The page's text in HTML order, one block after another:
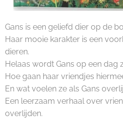
Gans is een geliefd dier op de
Haar mooie karakter is een
dieren.
Helaas wordt Gans op een dag
Hoe gaan haar vriendjes
En wat voelen ze als Gans
Een leerzaam verhaal over
overlijden.